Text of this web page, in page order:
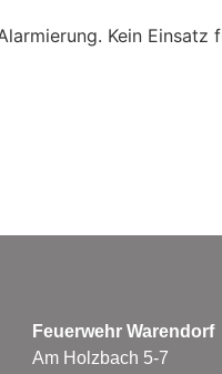
Kein Einsatz
Feuerwehr Warendorf
Am Holzbach 5-7